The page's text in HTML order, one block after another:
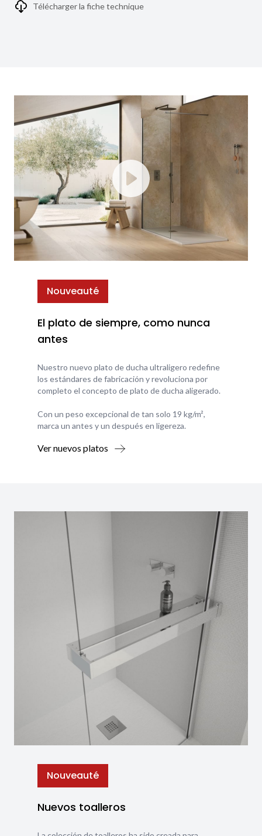
Télécharger la fiche technique
Nouveauté
El plato de siempre, como nunca
antes
Nuestro nuevo plato de ducha ultraligero redefine
los estándares de fabricación y revoluciona por
completo el concepto de plato de ducha aligerado.
Con un peso excepcional de tan solo 19 kg/m²,
marca un antes y un después en ligereza.
Ver nuevos platos
Nouveauté
Nuevos toalleros